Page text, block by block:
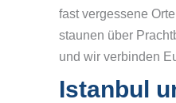
fast vergessene
staunen über
und wir verbinden
Istanbul